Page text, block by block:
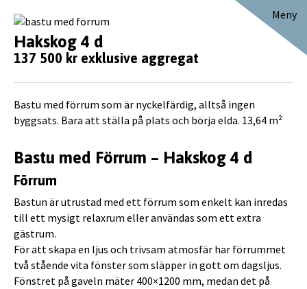
Meny
Hakskog 4 d
137 500 kr exklusive aggregat
Bastu med förrum som är nyckelfärdig, alltså ingen
byggsats. Bara att ställa på plats och börja elda. 13,64 m²
Bastu med Förrum – Hakskog 4 d
Förrum
Bastun är utrustad med ett förrum som enkelt kan inredas
till ett mysigt relaxrum eller användas som ett extra
gästrum.
För att skapa en ljus och trivsam atmosfär har förrummet
två stående vita fönster som släpper in gott om dagsljus.
Fönstret på gaveln mäter 400×1200 mm, medan det på